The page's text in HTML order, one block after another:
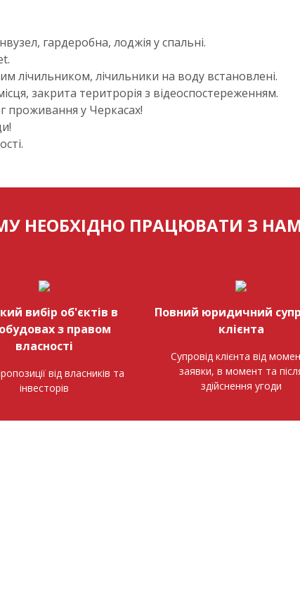
гардеробна, лоджія у спальні.
лічильником, лічильники на воду встановлені.
закрита теритрорія з відеоспостереженням.
проживання у Черкасах!
НЕОБХІДНО ПРАЦЮВАТИ З
вибір об'єктів в
з правом
власності
від власників та
інвесторів
Повний юридичний
клієнта
Супровід клієнта від
заявки, в момент та
здійснення угоди